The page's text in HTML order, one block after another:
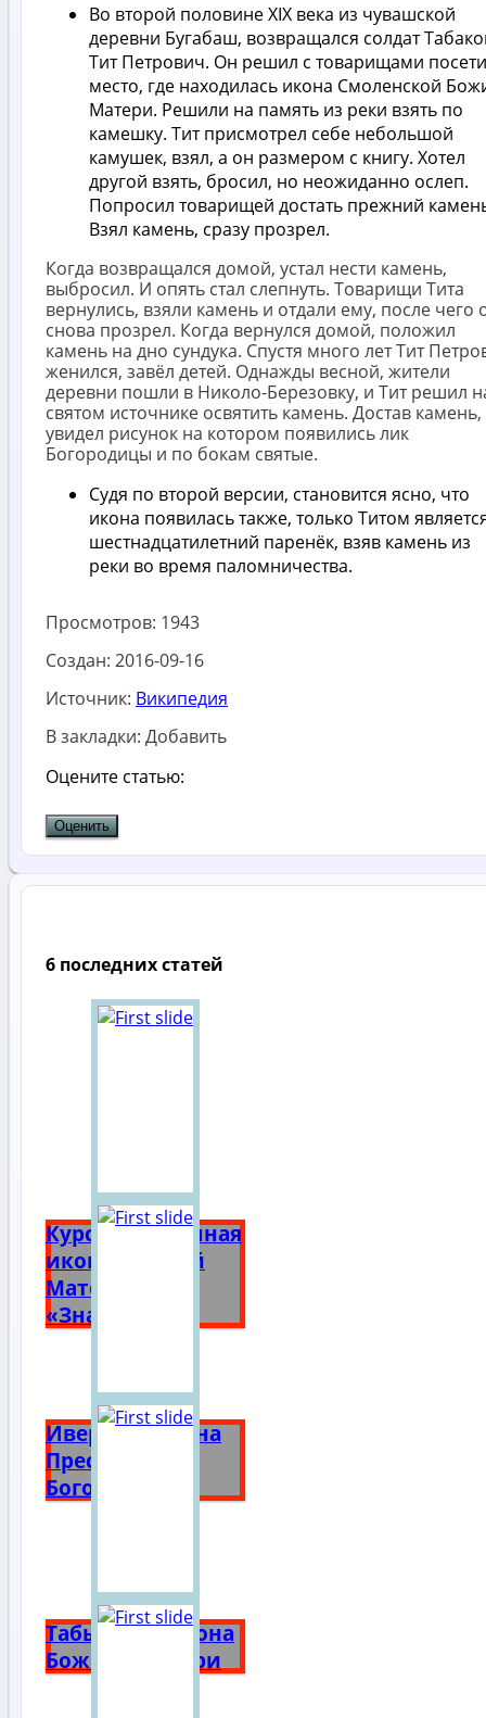
Во второй половине XIX века из чувашской
деревни Бугабаш, возвращался солдат
Тит Петрович. Он решил с товарищами
место, где находилась икона Смоленской
Матери. Решили на память из реки взять по
камешку. Тит присмотрел себе небольшой
камушек, взял, а он размером с книгу. Хотел
другой взять, бросил, но неожиданно ослеп.
Попросил товарищей достать прежний
Взял камень, сразу прозрел.
Когда возвращался домой, устал нести камень,
выбросил. И опять стал слепнуть. Товарищи Тита
вернулись, взяли камень и отдали ему, после чего
снова прозрел. Когда вернулся домой, положил
камень на дно сундука. Спустя много лет Тит
женился, завёл детей. Однажды весной, жители
деревни пошли в Николо-Березовку, и Тит решил
святом источнике освятить камень. Достав камень,
увидел рисунок на котором появились лик
Богородицы и по бокам святые.
Судя по второй версии, становится ясно, что
икона появилась также, только Титом
шестнадцатилетний паренёк, взяв камень из
реки во время паломничества.
Просмотров: 1943
Создан: 2016-09-16
Источник: Википедия
В закладки: Добавить
Оцените статью:
6 последних статей
Курская Коренная
икона Божией
Матери
«Знамение»
Иверская икона
Пресвятой
Богородицы
Табынская икона
Божией Матери